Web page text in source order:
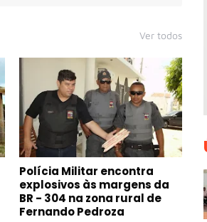
Ver todos
Polícia Militar encontra
explosivos às margens da
BR - 304 na zona rural de
Fernando Pedroza